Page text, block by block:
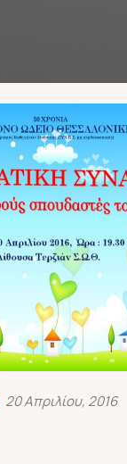
20 Απριλίου, 2016